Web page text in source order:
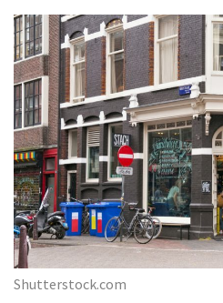
Shutterstock.com